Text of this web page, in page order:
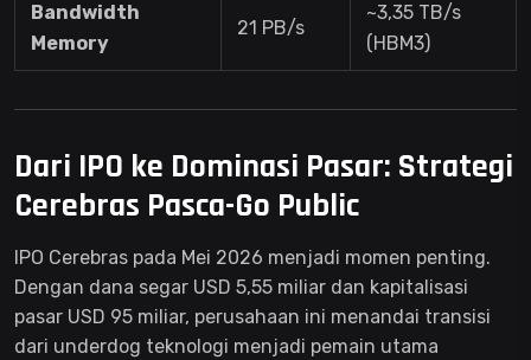
Bandwidth
Memory
21 PB/s
~3,35 TB/s
(HBM3)
Dari IPO ke Dominasi Pasar: Strategi
Cerebras Pasca-Go Public
IPO Cerebras pada Mei 2026 menjadi momen penting.
Dengan dana segar USD 5,55 miliar dan kapitalisasi
pasar USD 95 miliar, perusahaan ini menandai transisi
dari underdog teknologi menjadi pemain utama